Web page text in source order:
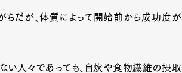
ちだが、体質によって開始前から成功度が
い人々であっても、自炊や食物繊維の摂取